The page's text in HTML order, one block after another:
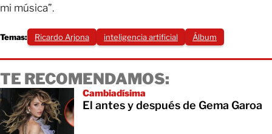
mi música”.
Temas: Ricardo Arjona inteligencia artificial Álbum
TE RECOMENDAMOS:
Cambiadísima
El antes y después de Gema Garoa